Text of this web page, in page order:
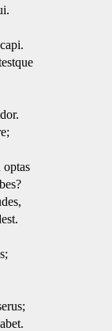
optas